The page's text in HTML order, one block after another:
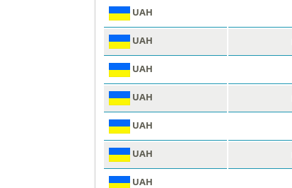
UAH
UAH
UAH
UAH
UAH
UAH
UAH